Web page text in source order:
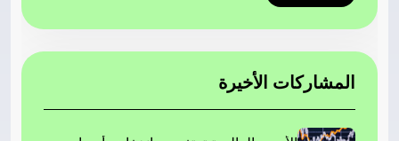
المشاركات الأخيرة